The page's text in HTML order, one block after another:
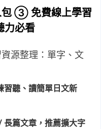
包 ③ 免費線上學習
力必看
源整理：單字、文
習聽、讀簡單日文新
長篇文章，推薦擴大字